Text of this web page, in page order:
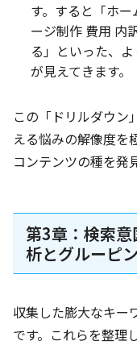
す。すると「ホ
ージ制作 費用 内
る」といった、
が見えてきます。
この「ドリルダウン
える悩みの解像度を
コンテンツの種を発
第3章：検索
析とグルーピ
収集した膨大なキー
です。これらを整理